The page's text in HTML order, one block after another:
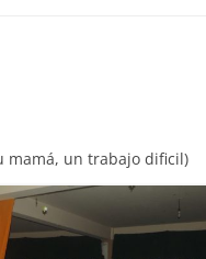
mamá, un trabajo dificil)
clars